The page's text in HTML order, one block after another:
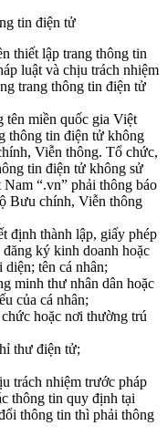
tin điện tử
thiết lập trang thông tin
luật và chịu trách nhiệm
trang thông tin điện tử
tên miền quốc gia Việt
thông tin điện tử không
Viễn thông. Tổ chức,
tin điện tử không sử
“.vn” phải thông báo
Bưu chính, Viễn thông
định thành lập, giấy phép
ký kinh doanh hoặc
tên cá nhân;
minh thư nhân dân hoặc
của cá nhân;
hoặc nơi thường trú
thư điện tử;
trách nhiệm trước pháp
thông tin quy định tại
thông tin thì phải thông